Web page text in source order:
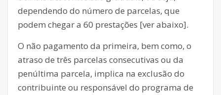
dependendo do número de parcelas, que
podem chegar a 60 prestações [ver abaixo].
O não pagamento da primeira, bem como, o
atraso de três parcelas consecutivas ou da
penúltima parcela, implica na exclusão do
contribuinte ou responsável do programa de